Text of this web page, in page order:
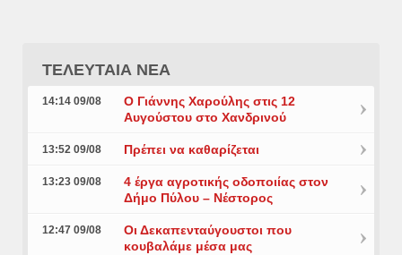
ΤΕΛΕΥΤΑΙΑ ΝΕΑ
14:14 09/08
Ο Γιάννης Χαρούλης στις 12
Αυγούστου στο Χανδρινού
13:52 09/08 Πρέπει να καθαρίζεται
13:23 09/08
4 έργα αγροτικής οδοποιίας στον
Δήμο Πύλου – Νέστορος
12:47 09/08
Οι Δεκαπενταύγουστοι που
κουβαλάμε μέσα μας